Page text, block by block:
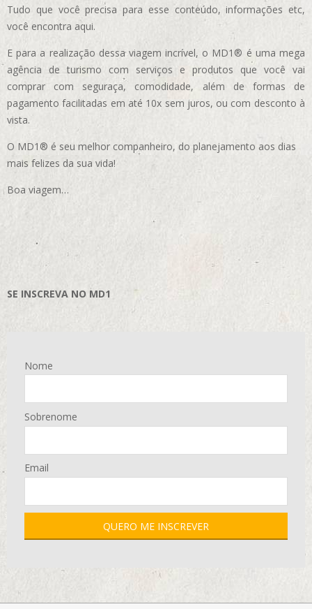
Tudo que você precisa para esse conteúdo, informações etc,
você encontra aqui.
E para a realização dessa viagem incrível, o MD1® é uma mega
agência de turismo com serviços e produtos que você vai
comprar com seguraça, comodidade, além de formas de
pagamento facilitadas em até 10x sem juros, ou com desconto à
vista.
O MD1® é seu melhor companheiro, do planejamento aos dias
mais felizes da sua vida!
Boa viagem…
SE INSCREVA NO MD1
Nome
Sobrenome
Email